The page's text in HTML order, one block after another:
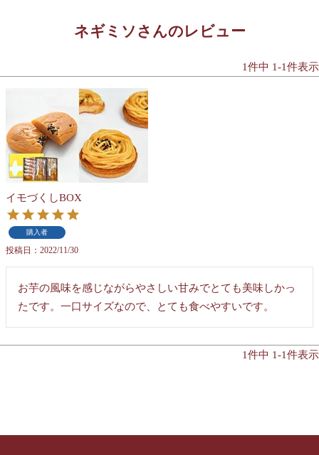
ネギミソさんのレビュー
1件中 1-1件表示
イモづくしBOX
購入者
投稿日 2022/11/30
お芋の風味を感じながらやさしい甘みでとても美味しかっ
たです。一口サイズなので、とても食べやすいです。
1件中 1-1件表示